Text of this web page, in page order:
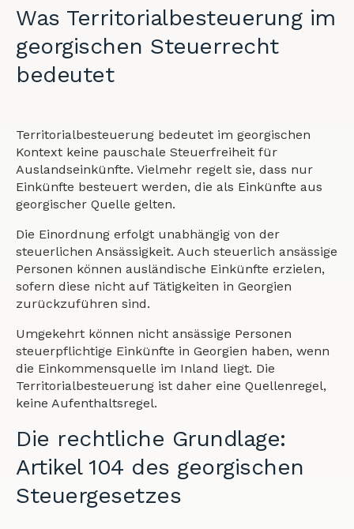
Was Territorialbesteuerung im
georgischen Steuerrecht
bedeutet
Territorialbesteuerung bedeutet im georgischen
Kontext keine pauschale Steuerfreiheit für
Auslandseinkünfte. Vielmehr regelt sie, dass nur
Einkünfte besteuert werden, die als Einkünfte aus
georgischer Quelle gelten.
Die Einordnung erfolgt unabhängig von der
steuerlichen Ansässigkeit. Auch steuerlich ansässige
Personen können ausländische Einkünfte erzielen,
sofern diese nicht auf Tätigkeiten in Georgien
zurückzuführen sind.
Umgekehrt können nicht ansässige Personen
steuerpflichtige Einkünfte in Georgien haben, wenn
die Einkommensquelle im Inland liegt. Die
Territorialbesteuerung ist daher eine Quellenregel,
keine Aufenthaltsregel.
Die rechtliche Grundlage:
Artikel 104 des georgischen
Steuergesetzes